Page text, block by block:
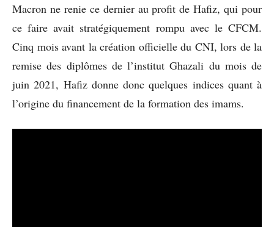
Macron ne renie ce dernier au profit de Hafiz, qui pour
ce faire avait stratégiquement rompu avec le CFCM.
Cinq mois avant la création officielle du CNI, lors de la
remise des diplômes de l’institut Ghazali du mois de
juin 2021, Hafiz donne donc quelques indices quant à
l’origine du financement de la formation des imams.